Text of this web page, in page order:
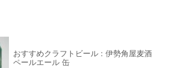
おすすめクラフトビール : 伊勢角屋麦酒
ペールエール 缶